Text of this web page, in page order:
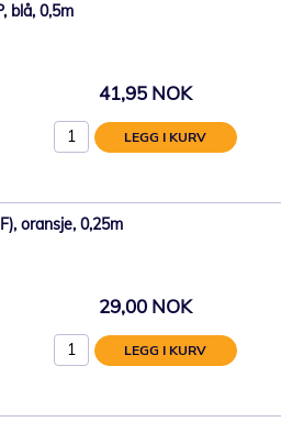
blå, 0,5m
41,95 NOK
LEGG I KURV
oransje, 0,25m
29,00 NOK
LEGG I KURV